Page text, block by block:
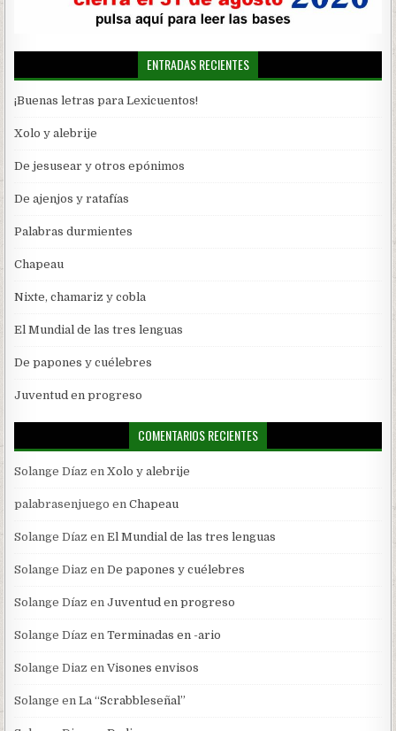
ENTRADAS RECIENTES
¡Buenas letras para Lexicuentos!
Xolo y alebrije
De jesusear y otros epónimos
De ajenjos y ratafías
Palabras durmientes
Chapeau
Nixte, chamariz y cobla
El Mundial de las tres lenguas
De papones y cuélebres
Juventud en progreso
COMENTARIOS RECIENTES
Solange Díaz enXolo y alebrije
palabrasenjuego enChapeau
Solange Díaz enEl Mundial de las tres lenguas
Solange Diaz enDe papones y cuélebres
Solange Díaz enJuventud en progreso
Solange Díaz enTerminadas en -ario
Solange Diaz enVisones envisos
Solange enLa “Scrabbleseñal”